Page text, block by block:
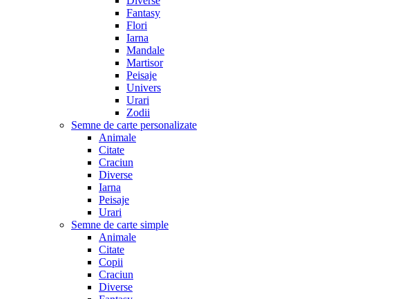
Fantasy
Flori
Iarna
Mandale
Martisor
Peisaje
Univers
Urari
Zodii
Semne de carte personalizate
Animale
Citate
Craciun
Diverse
Iarna
Peisaje
Urari
Semne de carte simple
Animale
Citate
Copii
Craciun
Diverse